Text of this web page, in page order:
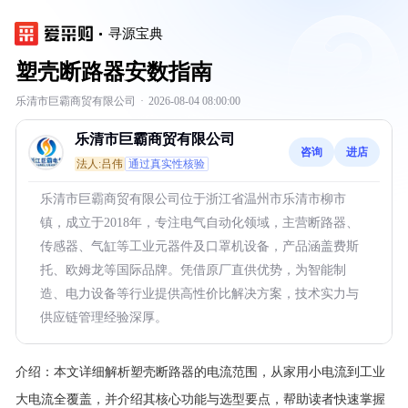
寻源宝典
塑壳断路器安数指南
乐清市巨霸商贸有限公司 · 2026-08-04 08:00:00
乐清市巨霸商贸有限公司
法人:吕伟 通过真实性核验
咨询 进店
乐清市巨霸商贸有限公司位于浙江省温州市乐清市柳市
镇，成立于2018年，专注电气自动化领域，主营断路器、
传感器、气缸等工业元器件及口罩机设备，产品涵盖费斯
托、欧姆龙等国际品牌。凭借原厂直供优势，为智能制
造、电力设备等行业提供高性价比解决方案，技术实力与
供应链管理经验深厚。
介绍： 本文详细解析塑壳断路器的电流范围，从家用小电流到工业
大电流全覆盖，并介绍其核心功能与选型要点，帮助读者快速掌握